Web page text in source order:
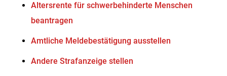
Altersrente für schwerbehinderte Menschen
beantragen
Amtliche Meldebestätigung ausstellen
Andere Strafanzeige stellen